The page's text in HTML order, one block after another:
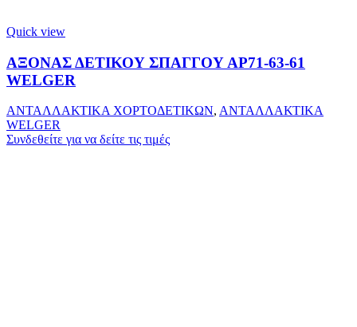
Quick view
ΑΞΟΝΑΣ ΔΕΤΙΚΟΥ ΣΠΑΓΓΟΥ ΑΡ71-63-61
WELGER
ΑΝΤΑΛΛΑΚΤΙΚΑ ΧΟΡΤΟΔΕΤΙΚΩΝ, ΑΝΤΑΛΛΑΚΤΙΚΑ
WELGER
Συνδεθείτε για να δείτε τις τιμές